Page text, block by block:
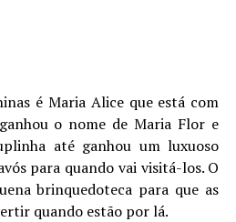
é Maria Alice que está com
o nome de Maria Flor e
até ganhou um luxuoso
para quando vai visitá-los. O
brinquedoteca para que as
quando estão por lá.